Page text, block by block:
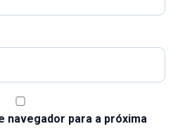
navegador para a próxima